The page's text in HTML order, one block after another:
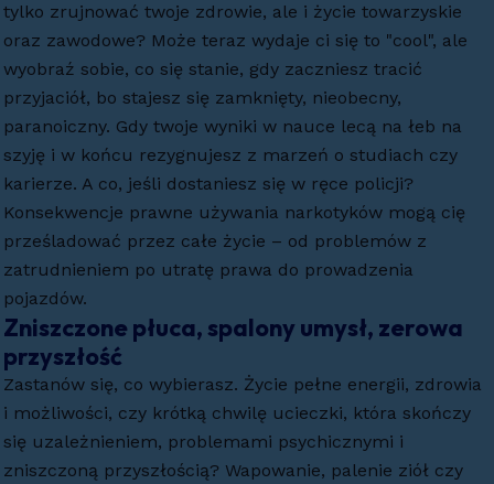
tylko zrujnować twoje zdrowie, ale i życie towarzyskie
oraz zawodowe? Może teraz wydaje ci się to "cool", ale
wyobraź sobie, co się stanie, gdy zaczniesz tracić
przyjaciół, bo stajesz się zamknięty, nieobecny,
paranoiczny. Gdy twoje wyniki w nauce lecą na łeb na
szyję i w końcu rezygnujesz z marzeń o studiach czy
karierze. A co, jeśli dostaniesz się w ręce policji?
Konsekwencje prawne używania narkotyków mogą cię
prześladować przez całe życie – od problemów z
zatrudnieniem po utratę prawa do prowadzenia
pojazdów.
Zniszczone płuca, spalony umysł, zerowa
przyszłość
Zastanów się, co wybierasz. Życie pełne energii, zdrowia
i możliwości, czy krótką chwilę ucieczki, która skończy
się uzależnieniem, problemami psychicznymi i
zniszczoną przyszłością? Wapowanie, palenie ziół czy